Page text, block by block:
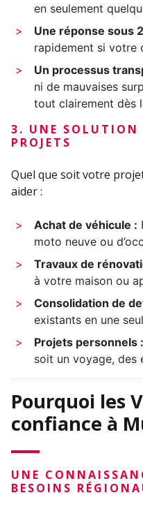
en seulement
Une réponse sous
rapidement si votre
Un processus
ni de mauvaises
tout clairement dès
3. UNE SOLUTION
PROJETS
Quel que soit votre
aider :
Achat de véhicule :
moto neuve ou
Travaux de
à votre maison ou
Consolidation de
existants en une
Projets personnels :
soit un voyage, des
Pourquoi les
confiance à
UNE
BESOINS